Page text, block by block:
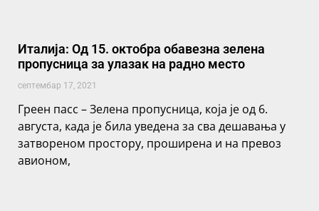
Италија: Од 15. октобра обавезна зелена
пропусница за улазак на радно место
септембар 17, 2021
Греен пасс – Зелена пропусница, која је од 6.
августа, када је била уведена за сва дешавања у
затвореном простору, проширена и на превоз
авионом,